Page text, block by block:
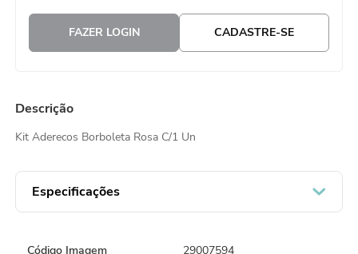
FAZER LOGIN CADASTRE-SE
Descrição
Kit Aderecos Borboleta Rosa C/1 Un
Especificações
Código Imagem 29007594
9º
urso